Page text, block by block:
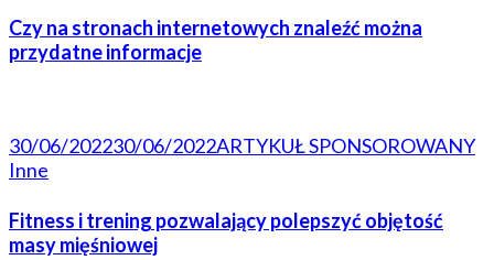
Czy na stronach internetowych znaleźć można
przydatne informacje
30/06/202230/06/2022ARTYKUŁ SPONSOROWANY
Inne
Fitness i trening pozwalający polepszyć objętość
masy mięśniowej